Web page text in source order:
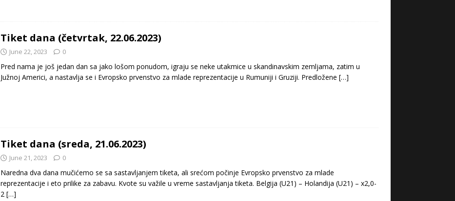
Tiket dana (četvrtak, 22.06.2023)
June 22, 2023 0
Pred nama je još jedan dan sa jako lošom ponudom, igraju se neke utakmice u skandinavskim zemljama, zatim u
Južnoj Americi, a nastavlja se i Evropsko prvenstvo za mlade reprezentacije u Rumuniji i Gruziji. Predložene […]
Tiket dana (sreda, 21.06.2023)
June 21, 2023 0
Naredna dva dana mučićemo se sa sastavljanjem tiketa, ali srećom počinje Evropsko prvenstvo za mlade
reprezentacije i eto prilike za zabavu. Kvote su važile u vreme sastavljanja tiketa. Belgija (U21) – Holandija (U21) – x2,0-
2 […]